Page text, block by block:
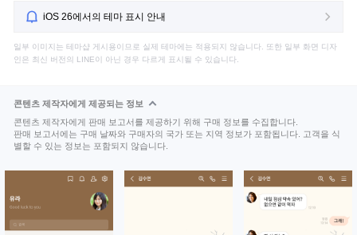
iOS 26에서의 테마 표시 안내
일부 이미지는 테마샵 게시용이므로 실제 테마에는 적용되지 않습니다. 또한 일부 화면 디자
인은 최신 버전의 LINE이 아닌 경우 다르게 표시될 수 있습니다.
콘텐츠 제작자에게 제공되는 정보
콘텐츠 제작자에게 판매 보고서를 제공하기 위해 구매 정보를 수집합니다.
판매 보고서에는 구매 날짜와 구매자의 국가 또는 지역 정보가 포함됩니다. 고객을 식
별할 수 있는 정보는 포함되지 않습니다.